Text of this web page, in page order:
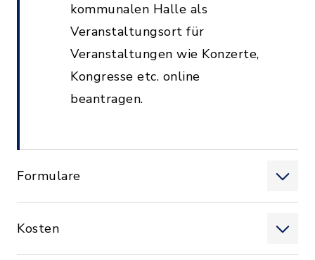
kommunalen Halle als
Veranstaltungsort für
Veranstaltungen wie Konzerte,
Kongresse etc. online
beantragen.
Formulare
Kosten